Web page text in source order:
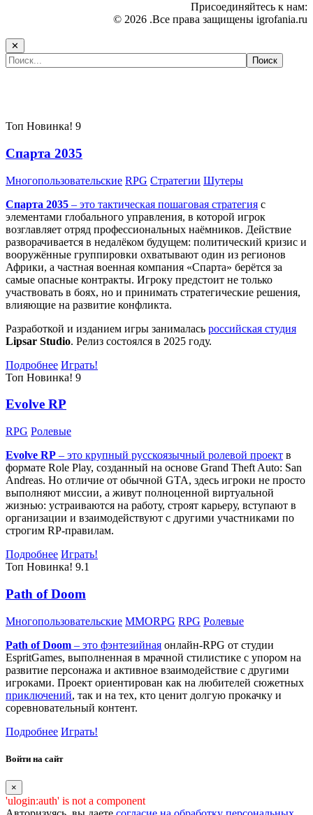
Присоединяйтесь к нам:
© 2026 .Все права защищены igrofania.ru
✕
Топ Новинка! 9
Спарта 2035
Многопользовательские RPG Стратегии Шутеры
Спарта 2035 – это тактическая пошаговая стратегия с
элементами глобального управления, в которой игрок
возглавляет отряд профессиональных наёмников. Действие
разворачивается в недалёком будущем: политический кризис и
вооружённые группировки охватывают один из регионов
Африки, а частная военная компания «Спарта» берётся за
самые опасные контракты. Игроку предстоит не только
участвовать в боях, но и принимать стратегические решения,
влияющие на развитие конфликта.
Разработкой и изданием игры занималась российская студия
Lipsar Studio. Релиз состоялся в 2025 году.
Подробнее Играть!
Топ Новинка! 9
Evolve RP
RPG Ролевые
Evolve RP – это крупный русскоязычный ролевой проект в
формате Role Play, созданный на основе Grand Theft Auto: San
Andreas. Но отличие от обычной GTA, здесь игроки не просто
выполняют миссии, а живут полноценной виртуальной
жизнью: устраиваются на работу, строят карьеру, вступают в
организации и взаимодействуют с другими участниками по
строгим RP-правилам.
Подробнее Играть!
Топ Новинка! 9.1
Path of Doom
Многопользовательские MMORPG RPG Ролевые
Path of Doom – это фэнтезийная онлайн-RPG от студии
EspritGames, выполненная в мрачной стилистике с упором на
развитие персонажа и активное взаимодействие с другими
игроками. Проект ориентирован как на любителей сюжетных
приключений, так и на тех, кто ценит долгую прокачку и
соревновательный контент.
Подробнее Играть!
Войти на сайт
×
'ulogin:auth' is not a component